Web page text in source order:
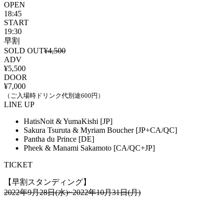
OPEN
18:45
START
19:30
早割
SOLD OUT¥4,500
ADV
¥5,500
DOOR
¥7,000
（ご入場時ドリンク代別途600円）
LINE UP
HatisNoit & YumaKishi [JP]
Sakura Tsuruta & Myriam Boucher [JP+CA/QC]
Pantha du Prince [DE]
Pheek & Manami Sakamoto [CA/QC+JP]
TICKET
【早割スタンディング】
2022年9月28日(水)~2022年10月31日(月)